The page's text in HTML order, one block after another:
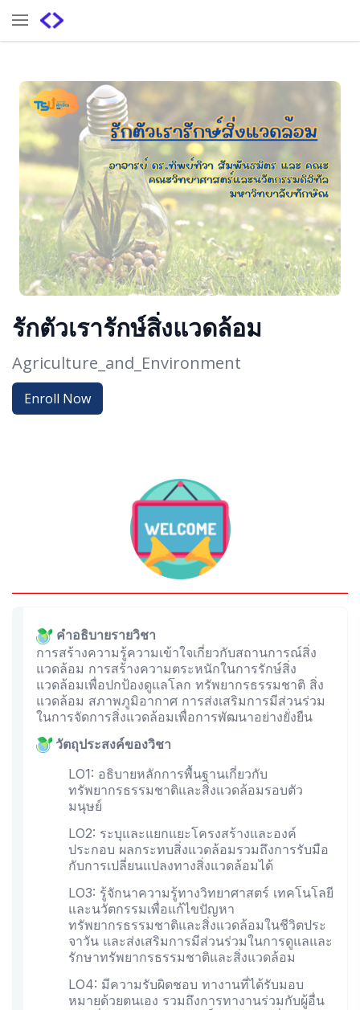
รักตัวเรารักษ์สิ่งแวดล้อม
Agriculture_and_Environment
Enroll Now
คำอธิบายรายวิชา
การสร้างความรู้ความเข้าใจเกี่ยวกับสถานการณ์สิ่ง
แวดล้อม การสร้างความตระหนักในการรักษ์สิ่ง
แวดล้อมเพื่อปกป้องดูแลโลก ทรัพยากรธรรมชาติ สิ่ง
แวดล้อม สภาพภูมิอากาศ การส่งเสริมการมีส่วนร่วม
ในการจัดการสิ่งแวดล้อมเพื่อการพัฒนาอย่างยั่งยืน
วัตถุประสงค์ของวิชา
LO1: อธิบายหลักการพื้นฐานเกี่ยวกับ
ทรัพยากรธรรมชาติและสิ่งแวดล้อมรอบตัว
มนุษย์
LO2: ระบุและแยกแยะโครงสร้างและองค์
ประกอบ ผลกระทบสิ่งแวดล้อมรวมถึงการรับมือ
กับการเปลี่ยนแปลงทางสิ่งแวดล้อมได้
LO3: รู้จักนาความรู้ทางวิทยาศาสตร์ เทคโนโลยี
และนวัตกรรมเพื่อแก้ไขปัญหา
ทรัพยากรธรรมชาติและสิ่งแวดล้อมในชีวิตประ
จาวัน และส่งเสริมการมีส่วนร่วมในการดูแลและ
รักษาทรัพยากรธรรมชาติและสิ่งแวดล้อม
LO4: มีความรับผิดชอบ ทางานที่ได้รับมอบ
หมายด้วยตนเอง รวมถึงการทางานร่วมกับผู้อื่น